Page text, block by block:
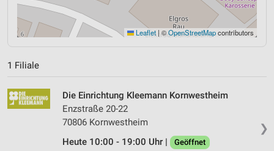
Leaflet |©OpenStreetMapcontributors
1 Filiale
❯
Die Einrichtung Kleemann Kornwestheim
Enzstraße 20-22
70806 Kornwestheim
Heute 10:00 - 19:00 Uhr |
Geöffnet